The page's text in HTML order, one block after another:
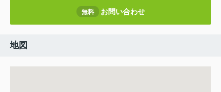
無料 お問い合わせ
地図